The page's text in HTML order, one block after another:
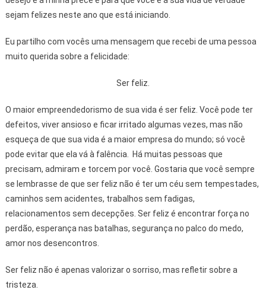
sejam felizes neste ano que está iniciando.
Eu partilho com vocês uma mensagem que recebi de uma pessoa
muito querida sobre a felicidade:
Ser feliz.
O maior empreendedorismo de sua vida é ser feliz. Você pode ter
defeitos, viver ansioso e ficar irritado algumas vezes, mas não
esqueça de que sua vida é a maior empresa do mundo; só você
pode evitar que ela vá à falência. Há muitas pessoas que
precisam, admiram e torcem por você. Gostaria que você sempre
se lembrasse de que ser feliz não é ter um céu sem tempestades,
caminhos sem acidentes, trabalhos sem fadigas,
relacionamentos sem decepções. Ser feliz é encontrar força no
perdão, esperança nas batalhas, segurança no palco do medo,
amor nos desencontros.
Ser feliz não é apenas valorizar o sorriso, mas refletir sobre a
tristeza.